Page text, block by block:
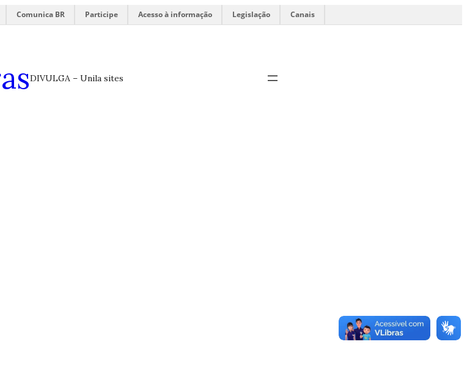
Comunica BR Participe Acesso à informação Legislação Canais
DIVULGA – Unila sites